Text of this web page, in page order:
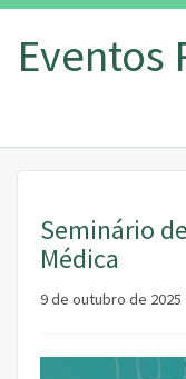
Eventos
Seminário
Médica
9 de outubro de 2025